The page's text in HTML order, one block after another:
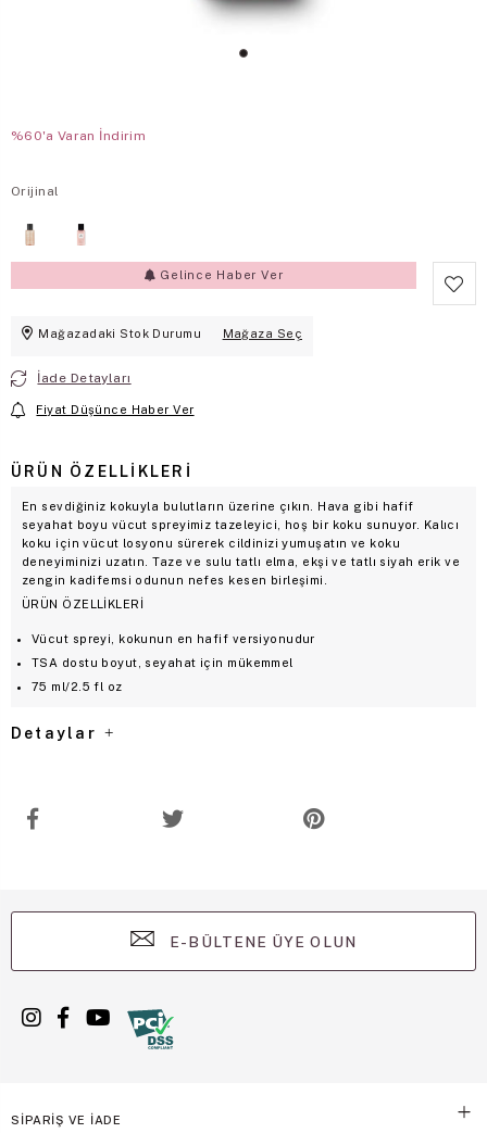
%60'a Varan İndirim
Orijinal
Gelince Haber Ver
Mağazadaki Stok Durumu Mağaza Seç
İade Detayları
Fiyat Düşünce Haber Ver
ÜRÜN ÖZELLIKLERI
En sevdiğiniz kokuyla bulutların üzerine çıkın. Hava gibi hafif
seyahat boyu vücut spreyimiz tazeleyici, hoş bir koku sunuyor. Kalıcı
koku için vücut losyonu sürerek cildinizi yumuşatın ve koku
deneyiminizi uzatın. Taze ve sulu tatlı elma, ekşi ve tatlı siyah erik ve
zengin kadifemsi odunun nefes kesen birleşimi.
ÜRÜN ÖZELLİKLERİ
Vücut spreyi, kokunun en hafif versiyonudur
TSA dostu boyut, seyahat için mükemmel
75 ml/2.5 fl oz
Detaylar
E-BÜLTENE ÜYE OLUN
SİPARİŞ VE İADE